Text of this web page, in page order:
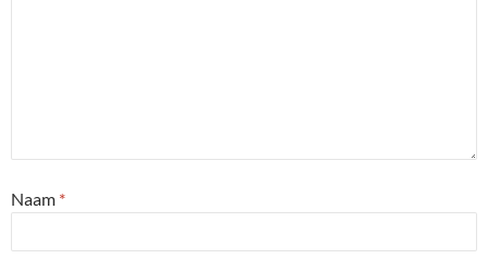
Naam *